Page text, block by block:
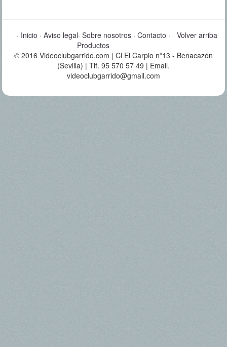
Volver arriba
· Inicio · Aviso legal· Sobre nosotros· Contacto ·
Productos
© 2016 Videoclubgarrido.com | Cl El Carpio nº13 - Benacazón
(Sevilla) | Tlf. 95 570 57 49 | Email.
videoclubgarrido@gmail.com